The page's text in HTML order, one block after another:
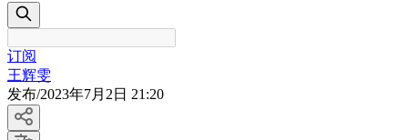
订阅
王辉雯
发布/2023年7月2日 21:20